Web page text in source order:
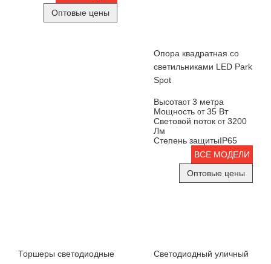
Оптовые цены
Опора квадратная со
светильниками LED Park
Spot
Высотаот 3 метра
Мощность от 35 Вт
Световой поток от 3200
Лм
Степень защитыIP65
ВСЕ МОДЕЛИ
Оптовые цены
Торшеры светодиодные
Светодиодный уличный